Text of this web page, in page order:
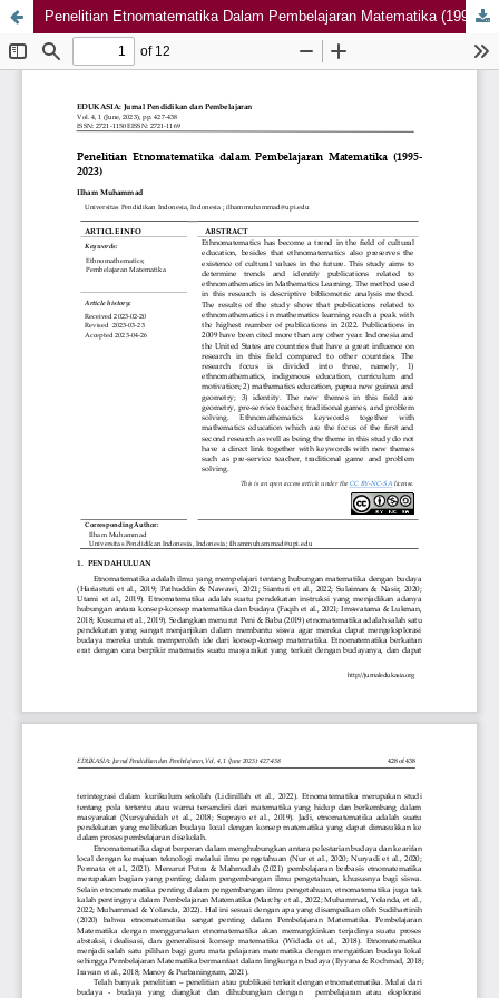
Penelitian Etnomatematika Dalam Pembelajaran Matematika (1995- 2023)